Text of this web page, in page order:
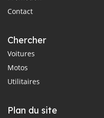
Contact
Chercher
Voitures
Motos
Utilitaires
Plan du site